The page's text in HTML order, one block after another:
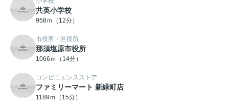
共英小学校
958ｍ（12分）
市役所・区役所
那須塩原市役所
1066ｍ（14分）
コンビニエンスストア
ファミリーマート 新緑町店
1189ｍ（15分）